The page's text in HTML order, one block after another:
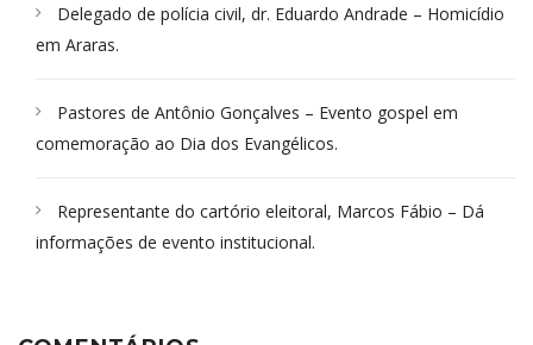
Delegado de polícia civil, dr. Eduardo Andrade – Homicídio
em Araras.
Pastores de Antônio Gonçalves – Evento gospel em
comemoração ao Dia dos Evangélicos.
Representante do cartório eleitoral, Marcos Fábio – Dá
informações de evento institucional.